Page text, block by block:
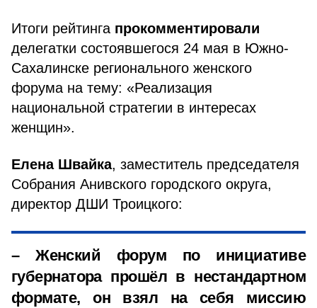
Итоги рейтинга прокомментировали
делегатки состоявшегося 24 мая в Южно-
Сахалинске регионального женского
форума на тему: «Реализация
национальной стратегии в интересах
женщин».
Елена Швайка, заместитель председателя
Собрания Анивского городского округа,
директор ДШИ Троицкого:
– Женский форум по инициативе
губернатора прошёл в нестандартном
формате, он взял на себя миссию